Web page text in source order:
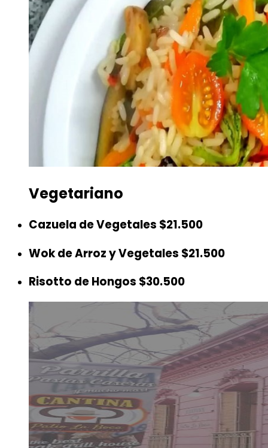
Vegetariano
Cazuela de Vegetales $21.500
Wok de Arroz y Vegetales $21.500
Risotto de Hongos $30.500